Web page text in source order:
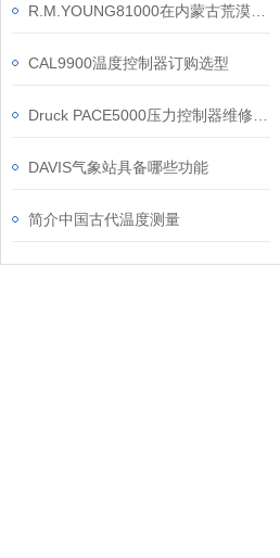
CAL9900温度控制器订购选型
DAVIS气象站具备哪些功能
简介中国古代温度测量